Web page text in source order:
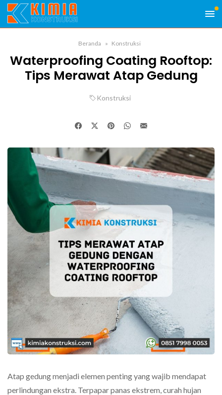
Beranda Konstruksi
Waterproofing Coating Rooftop:
Tips Merawat Atap Gedung
Konstruksi
Atap gedung menjadi elemen penting yang wajib mendapat
perlindungan ekstra. Terpapar panas ekstrem, curah hujan